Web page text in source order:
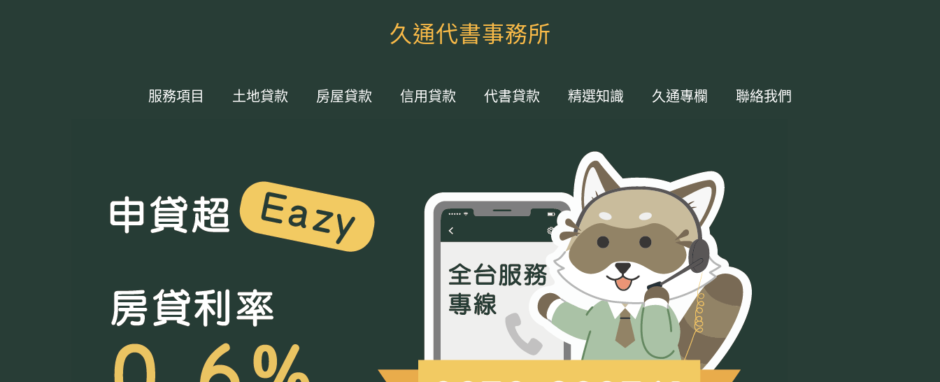
久通代書事務所
服務項目 土地貸款 房屋貸款 信用貸款 代書貸款 精選知識 久通專欄 聯絡我們